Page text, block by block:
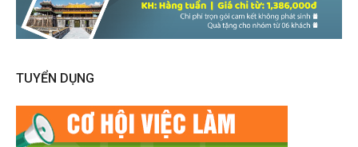
TUYỂN DỤNG